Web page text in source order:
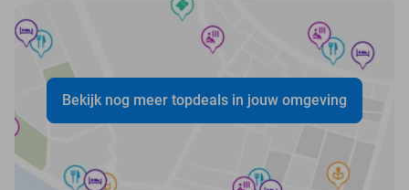
Bekijk nog meer topdeals in jouw omgeving